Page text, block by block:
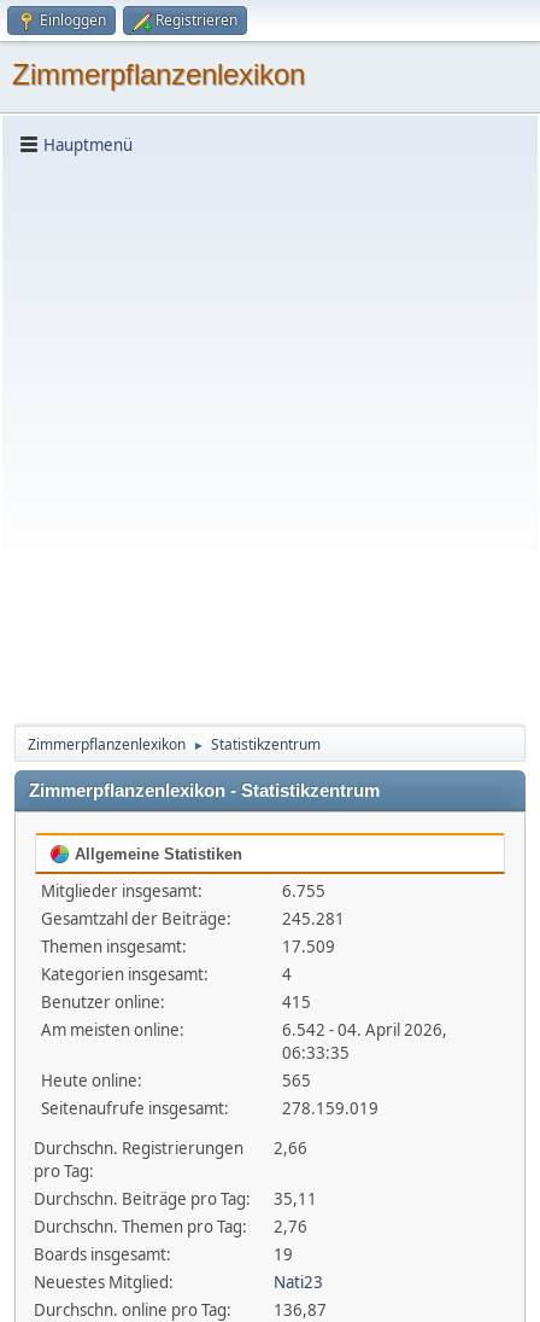
Einloggen Registrieren
Zimmerpflanzenlexikon
Hauptmenü
Zimmerpflanzenlexikon ► Statistikzentrum
Zimmerpflanzenlexikon - Statistikzentrum
Allgemeine Statistiken
Mitglieder insgesamt:
6.755
Gesamtzahl der Beiträge:
245.281
Themen insgesamt:
17.509
Kategorien insgesamt:
4
Benutzer online:
415
Am meisten online:
6.542 - 04. April 2026,
06:33:35
Heute online:
565
Seitenaufrufe insgesamt:
278.159.019
Durchschn. Registrierungen
pro Tag:
2,66
Durchschn. Beiträge pro Tag:
35,11
Durchschn. Themen pro Tag:
2,76
Boards insgesamt:
19
Neuestes Mitglied:
Nati23
Durchschn. online pro Tag:
136,87